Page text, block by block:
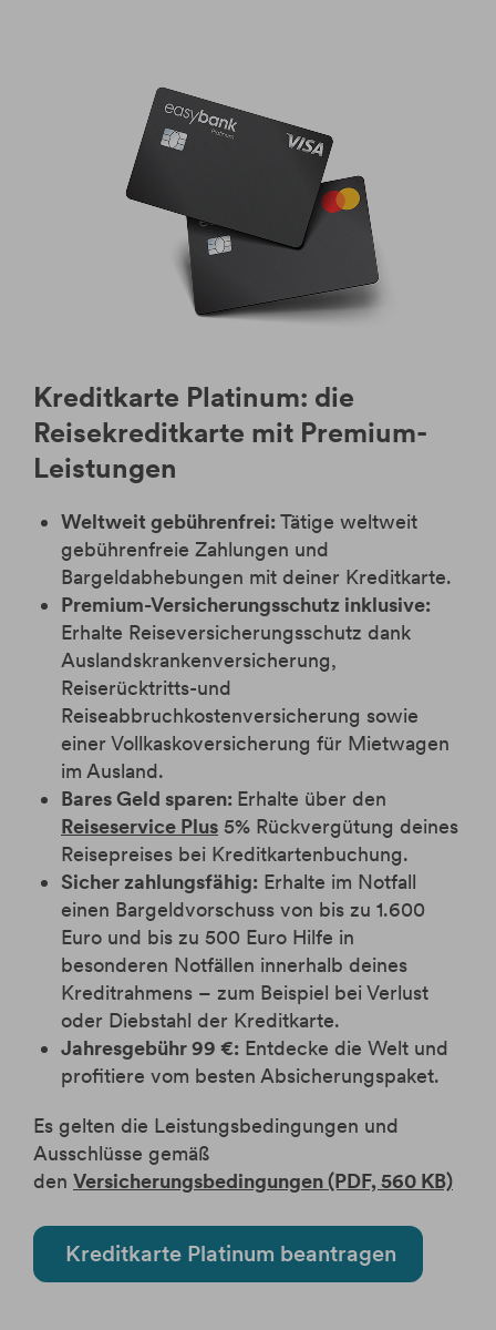
Kreditkarte Platinum: die
Reisekreditkarte mit Premium-
Leistungen
Weltweit gebührenfrei:Tätige weltweit
gebührenfreie Zahlungen und
Bargeldabhebungen mit deiner Kreditkarte.
Premium-Versicherungsschutz inklusive:
Erhalte Reiseversicherungsschutz dank
Auslandskrankenversicherung,
Reiserücktritts-und
Reiseabbruchkostenversicherung sowie
einer Vollkaskoversicherung für Mietwagen
im Ausland.
Bares Geld sparen: Erhalte über den
Reiseservice Plus 5% Rückvergütung deines
Reisepreises bei Kreditkartenbuchung.
Sicher zahlungsfähig: Erhalte im Notfall
einen Bargeldvorschuss von bis zu 1.600
Euro und bis zu 500 Euro Hilfe in
besonderen Notfällen innerhalb deines
Kreditrahmens – zum Beispiel bei Verlust
oder Diebstahl der Kreditkarte.
Jahresgebühr 99 €: Entdecke die Welt und
profitiere vom besten Absicherungspaket.
Es gelten die Leistungsbedingungen und
Ausschlüsse gemäß
den Versicherungsbedingungen (PDF, 560 KB)
Kreditkarte Platinum beantragen